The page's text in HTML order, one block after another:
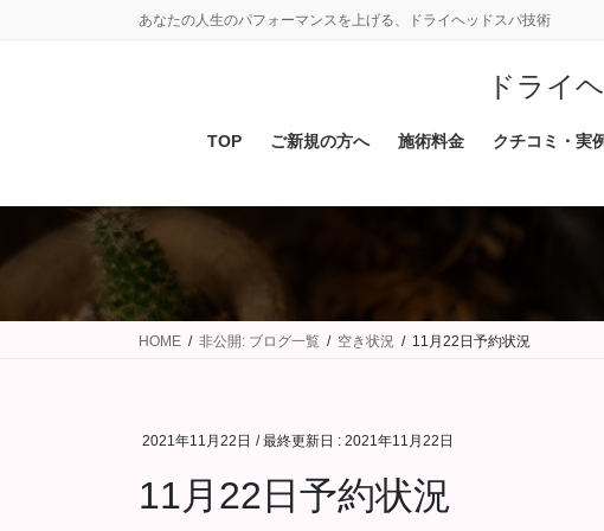
動
に
動
あなたの人生のパフォーマンスを上げる、ドライヘッドスパ技術
ドライ
TOP ご新規の方へ 施術料金 クチコミ・実
HOME 非公開: ブログ一覧 空き状況 11月22日予約状況
2021年11月22日 / 最終更新日 : 2021年11月22日
11月22日予約状況